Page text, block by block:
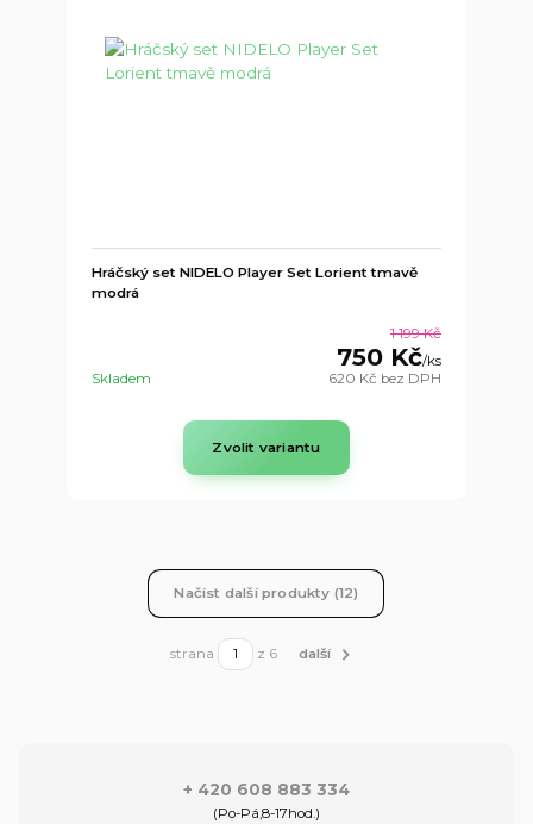
Hráčský set NIDELO Player Set Lorient tmavě
modrá
1 199 Kč
750 Kč/ks
620 Kč bez DPH
Skladem
Zvolit variantu
Načíst další produkty (12)
strana z 6 další
+ 420 608 883 334
(Po-Pá,8-17hod.)